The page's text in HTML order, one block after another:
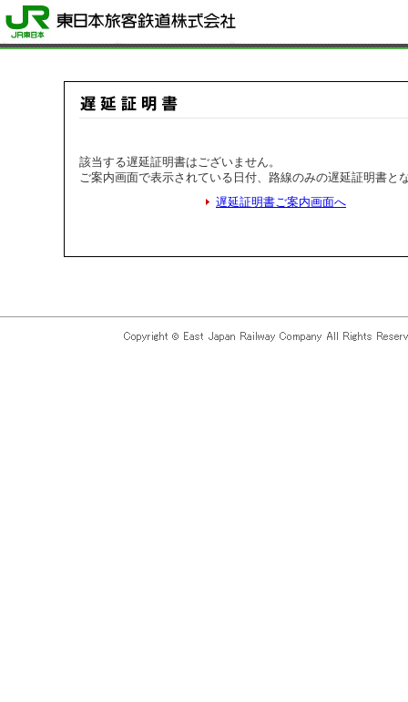
該当する遅延証明書はございません。
ご案内画面で表示されている日付、路線のみの遅延証明書と
遅延証明書ご案内画面へ